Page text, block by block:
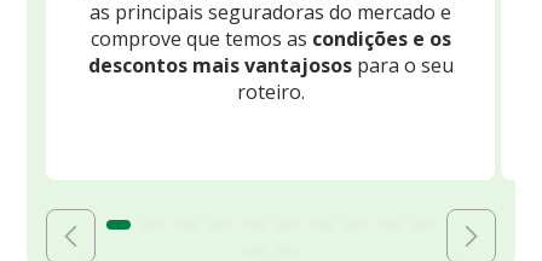
as principais seguradoras do mercado e
comprove que temos as condições e os
descontos mais vantajosospara o seu
roteiro.